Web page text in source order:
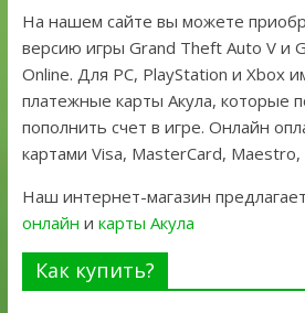
На нашем сайте вы можете
версию игры Grand Theft Auto V и
Online. Для PC, PlayStation и Xbox
платежные карты Акула, которые
пополнить счет в игре. Онлайн
картами Visa, MasterCard, Maestro,
Наш интернет-магазин
онлайн и карты Акула
Как купить?